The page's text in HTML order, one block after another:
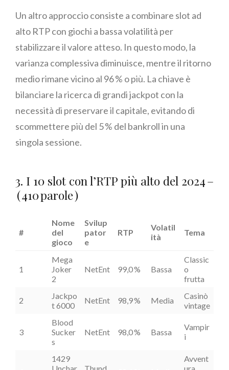
Un altro approccio consiste a combinare slot ad
alto RTP con giochi a bassa volatilità per
stabilizzare il valore atteso. In questo modo, la
varianza complessiva diminuisce, mentre il ritorno
medio rimane vicino al 96 % o più. La chiave è
bilanciare la ricerca di grandi jackpot con la
necessità di preservare il capitale, evitando di
scommettere più del 5 % del bankroll in una
singola sessione.
3. I 10 slot con l’RTP più alto del 2024 –
( 410 parole )
#
Nome
del
gioco
Svilup
pator
e
RTP
Volatil
ità
Tema
1
Mega
Joker
2
NetEnt 99,0 % Bassa
Classic
o
frutta
2
Jackpo
t 6000
NetEnt 98,9 % Media
Casinò
vintage
3
Blood
Sucker
s
NetEnt 98,0 % Bassa
Vampir
i
1429
Unchar
Thund
Avvent
ura